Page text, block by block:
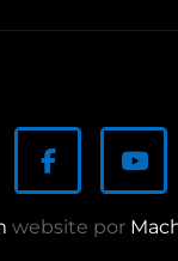
facebook
website por